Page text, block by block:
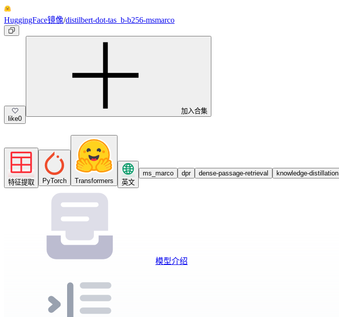
HuggingFace镜像/distilbert-dot-tas_b-b256-msmarco
like0
加入合集
特征提取 PyTorch Transformers 英文
ms_marco dpr dense-passage-retrieval
knowledge-distillation
模型介绍